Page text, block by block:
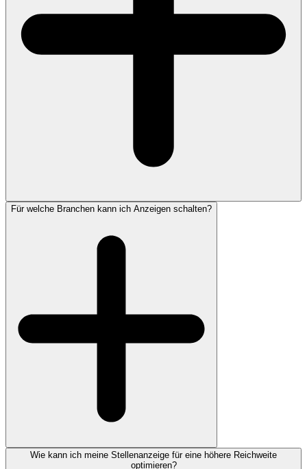
Für welche Branchen kann ich Anzeigen schalten?
Wie kann ich meine Stellenanzeige für eine höhere Reichweite
optimieren?